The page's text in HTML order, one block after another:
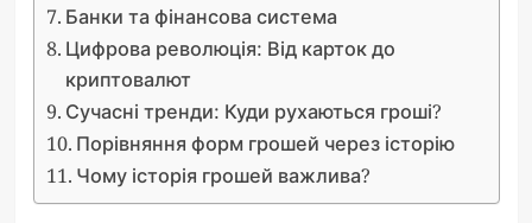
Банки та фінансова система
Цифрова революція: Від карток до
криптовалют
Сучасні тренди: Куди рухаються гроші?
Порівняння форм грошей через історію
Чому історія грошей важлива?